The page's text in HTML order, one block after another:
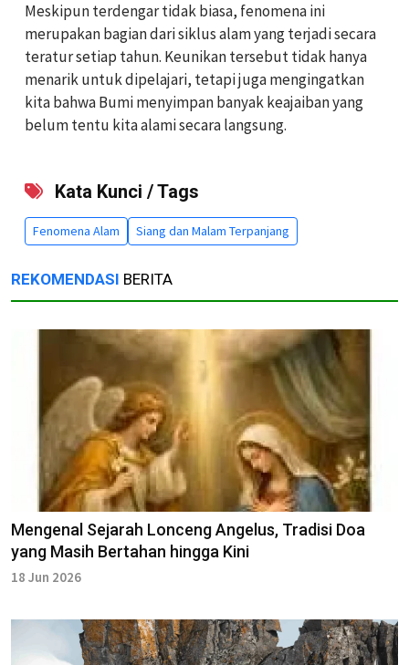
Meskipun terdengar tidak biasa, fenomena ini
merupakan bagian dari siklus alam yang terjadi secara
teratur setiap tahun. Keunikan tersebut tidak hanya
menarik untuk dipelajari, tetapi juga mengingatkan
kita bahwa Bumi menyimpan banyak keajaiban yang
belum tentu kita alami secara langsung.
Kata Kunci / Tags
Fenomena Alam Siang dan Malam Terpanjang
REKOMENDASI BERITA
Mengenal Sejarah Lonceng Angelus, Tradisi Doa
yang Masih Bertahan hingga Kini
18 Jun 2026